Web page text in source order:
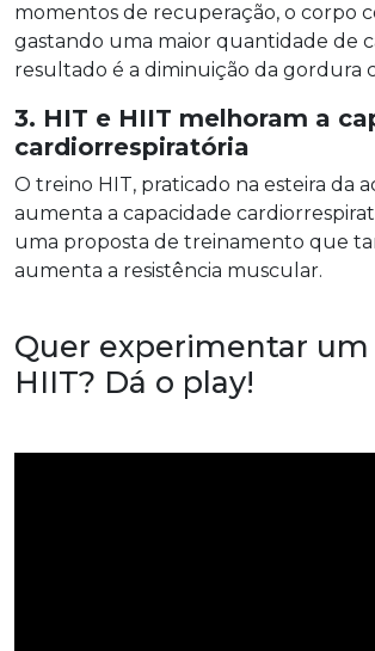
momentos de recuperação, o corpo
gastando uma maior quantidade de
resultado é a diminuição da gordura
3. HIT e HIIT melhoram a
cardiorrespiratória
O treino HIT, praticado na esteira da
aumenta a capacidade
uma proposta de treinamento que
aumenta a resistência muscular.
Quer experimentar
HIIT? Dá o play!